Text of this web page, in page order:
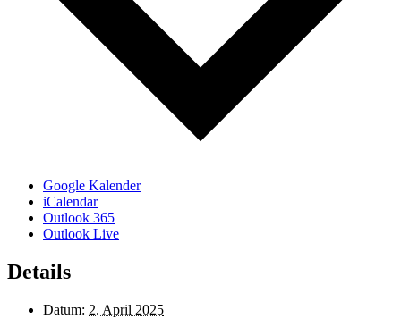
Google Kalender
iCalendar
Outlook 365
Outlook Live
Details
Datum: 2. April 2025